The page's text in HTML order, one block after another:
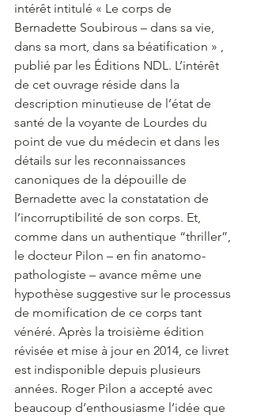
intérêt intitulé « Le corps de
Bernadette Soubirous – dans sa vie,
dans sa mort, dans sa béatification » ,
publié par les Éditions NDL. L’intérêt
de cet ouvrage réside dans la
description minutieuse de l’état de
santé de la voyante de Lourdes du
point de vue du médecin et dans les
détails sur les reconnaissances
canoniques de la dépouille de
Bernadette avec la constatation de
l’incorruptibilité de son corps. Et,
comme dans un authentique “thriller”,
le docteur Pilon – en fin anatomo-
pathologiste – avance même une
hypothèse suggestive sur le processus
de momification de ce corps tant
vénéré. Après la troisième édition
révisée et mise à jour en 2014, ce livret
est indisponible depuis plusieurs
années. Roger Pilon a accepté avec
beaucoup d’enthousiasme l’idée que